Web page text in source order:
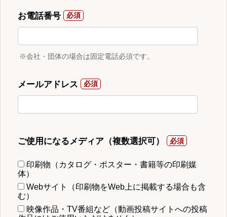
お電話番号
※会社・団体の場合は固定電話必須です。
メールアドレス
ご使用になるメディア（複数選択可）
印刷物（カタログ・ポスター・書籍等の印刷媒
体）
Webサイト（印刷物をWeb上に掲載する場合も含
む）
映像作品・TV番組など（動画投稿サイトへの投稿